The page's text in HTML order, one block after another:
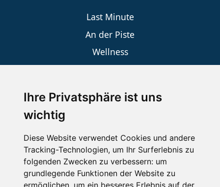
Ihre Privatsphäre ist uns
wichtig
Diese Website verwendet Cookies und andere
Tracking-Technologien, um Ihr Surferlebnis zu
folgenden Zwecken zu verbessern: um
grundlegende Funktionen der Website zu
ermöglichen um ein besseres Erlebnis auf der
Last Minute
An der Piste
Wellness
SCHNEEHÖHEN SKI APP
Die Schneehoehen Ski APP für iOS und Android - Ein
Muss für alle Wintersportler und Schneefreaks!